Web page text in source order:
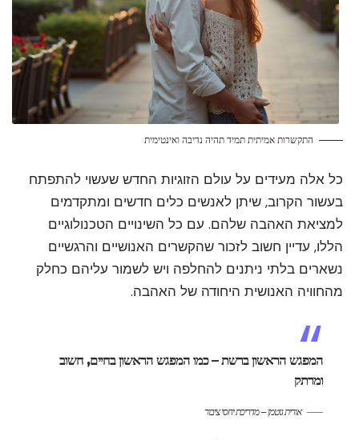
התקשרות אמיתית תמיד תהיה נדיבה ואינטימית
כל אלה מעידים על עולם הזוגיות החדש שעשוי להתפתח
בעשור הקרוב, שיתן לאנשים כלים חדשים ומתקדמים
למציאת האהבה שלהם. עם כל השינויים הטכנולוגיים
הללו, עדיין חשוב לזכור שהקשרים האנושיים והרגשיים
נשארים בלתי ניתנים להחלפה ויש לשמור עליהם כחלק
מהחוויה האנושית היחודה של האהבה.
המפגש הראשון ברשת – כמו המפגש הראשון בחיים, חשוב
ומרתק
אורית גוטמן – מדריכת יחסי ציבור